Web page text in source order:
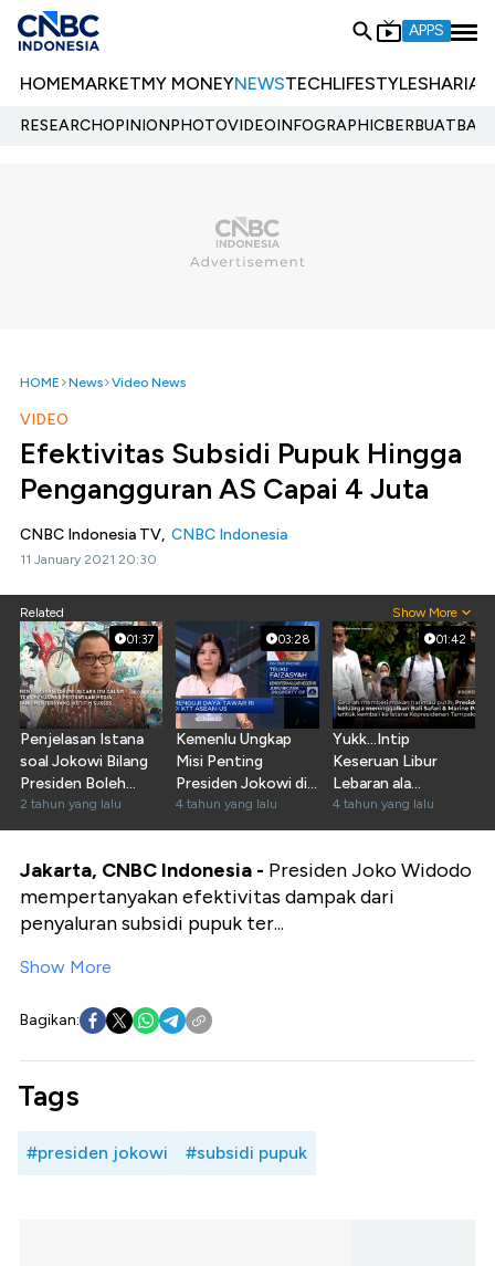
APPS
HOMEMARKETMY MONEYNEWSTECHLIFESTYLESHARIA
RESEARCHOPINIONPHOTOVIDEOINFOGRAPHIC
HOME News Video News
VIDEO
Efektivitas Subsidi Pupuk Hingga
Pengangguran AS Capai 4 Juta
CNBC Indonesia TV, CNBC Indonesia
11 January 2021 20:30
Related Show More
01:37
Penjelasan Istana
soal Jokowi Bilang
Presiden Boleh
Kampanye &
Memihak
2 tahun yang lalu
03:28
Kemenlu Ungkap
Misi Penting
Presiden Jokowi di
KTT ASEAN-US
4 tahun yang lalu
01:42
Yukk...Intip
Keseruan Libur
Lebaran ala
Presiden Jokowi
4 tahun yang lalu
Jakarta, CNBC Indonesia - Presiden Joko Widodo
mempertanyakan efektivitas dampak dari
penyaluran subsidi pupuk ter...
Show More
Bagikan:
Tags
#presiden jokowi #subsidi pupuk